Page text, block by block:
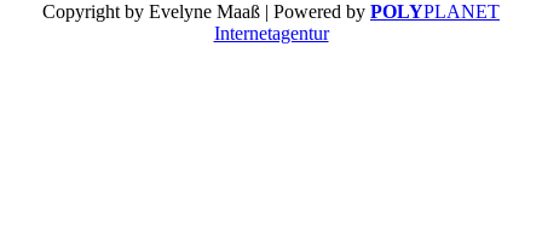
Copyright by Evelyne Maaß | Powered by POLYPLANET
Internetagentur